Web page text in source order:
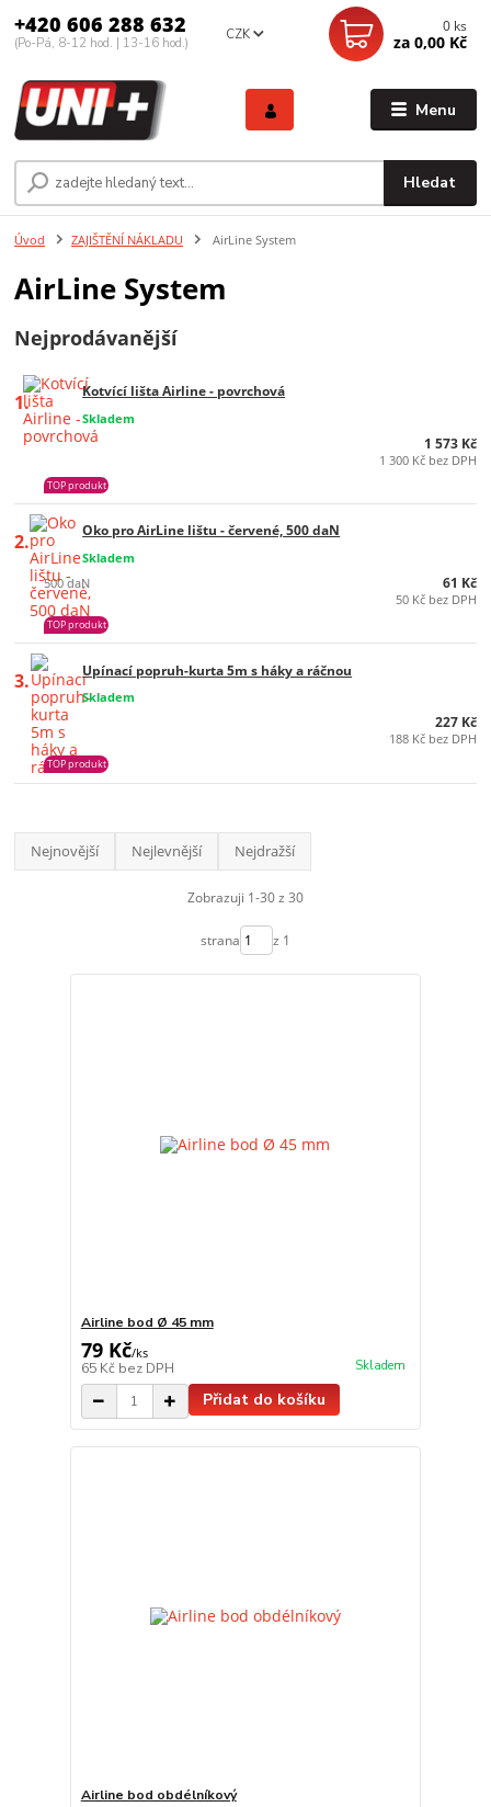
Menu
CZK
Hledat
+420 606 288 632
(Po-Pá, 8-12 hod. | 13-16 hod.)
0 ks
za 0,00 Kč
Úvod ZAJIŠTĚNÍ NÁKLADU AirLine System
AirLine System
Nejprodávanější
1. Kotvící lišta Airline - povrchová
Skladem
TOP produkt
1 573 Kč
1 300 Kč bez DPH
2. Oko pro AirLine lištu - červené, 500 daN
500 daN
Skladem
TOP produkt
61 Kč
50 Kč bez DPH
3. Upínací popruh-kurta 5m s háky a ráčnou
Skladem
TOP produkt
227 Kč
188 Kč bez DPH
Nejnovější Nejlevnější Nejdražší
Zobrazuji 1-30 z 30
strana z 1
Airline bod Ø 45 mm
79 Kč/ks
65 Kč bez DPH Skladem
Přidat do košíku
Airline bod obdélníkový